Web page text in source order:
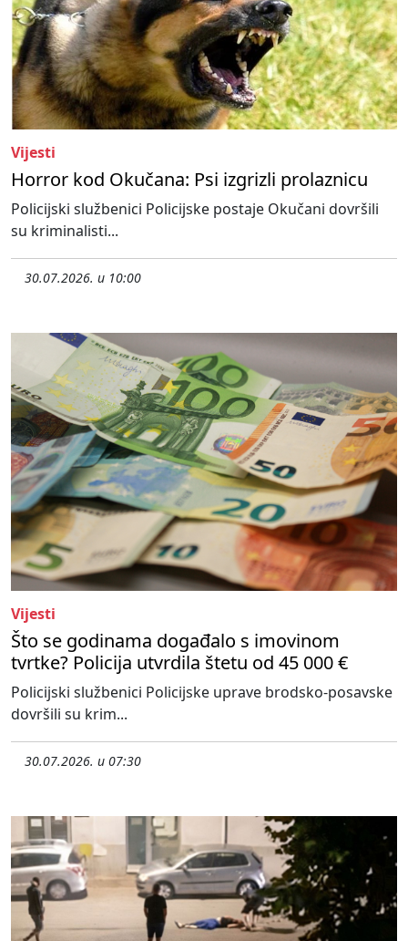
Vijesti
Horror kod Okučana: Psi izgrizli prolaznicu
Policijski službenici Policijske postaje Okučani dovršili
su kriminalisti...
30.07.2026. u 10:00
Vijesti
Što se godinama događalo s imovinom
tvrtke? Policija utvrdila štetu od 45 000 €
Policijski službenici Policijske uprave brodsko-posavske
dovršili su krim...
30.07.2026. u 07:30